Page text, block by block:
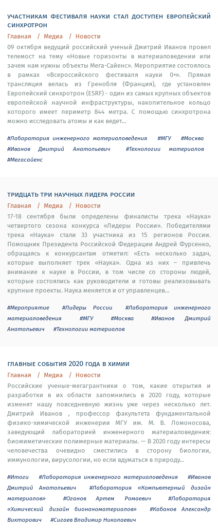
участникам фестиваля науки стал доступен европейский
синхротрон
Главная Медиа
Новости
09 октября ведущий российский ученый Дмитрий Иванов провел
телемост на тему «Новые горизонты в материаловедении или
зачем нам нужны объекты Мега-Сайенс». Мероприятие состоялось
в рамках «Всероссийского фестиваля науки 0+». Прямая
трансляция велась из Гренобля (Франция), где установлен
Европейский синхротрон (ESRF) - один из самых крупных объектов
европейской научной инфраструктуры, накопительное кольцо
которого имеет периметр 844 метра. С помощью синхротрона
можно исследовать атомы и как ведет...
#Лаборатория инженерного материаловедения #МГУ
#Москва
#Иванов Дмитрий Анатольевич
#Технологии материалов
#Мегасайенс
тридцать три научных лидера россии
Главная Медиа
Новости
17-18 сентября были определены финалисты трека «Наука»
четвертого сезона конкурса «Лидеры России». Победителями
трека «Наука» стали 33 участника из 15 регионов России.
Помощник Президента Российской Федерации Андрей Фурсенко,
обращаясь к конкурсантам отметил: «Есть несколько задач,
которые выполняет трек «Наука». Одна из них – привлечь
внимание к науке в России, в том числе со стороны людей,
которые состоялись как руководители и готовы реализовывать
крупные проекты. Наука меняется и от управленцев...
#Мероприятие #Лидеры России
#Лаборатория инженерного
материаловедения
#МГУ #Москва
#Иванов Дмитрий
Анатольевич
#Технологии материалов
главные события 2020 года в химии
Главная Медиа
Новости
Российские ученые-мегагрантники о том, какие открытия и
разработки в их области запомнились в 2020 году, которые
изменят нашу повседневную жизнь уже через несколько лет.
Дмитрий Иванов , профессор факультета фундаментальной
физико-химической инженерии МГУ им. М. В. Ломоносова,
заведующий лабораторией инженерного материаловедения:
биомиметические полимерные материалы. — В 2020 году интересы
человечества очевидно сместились в сторону биологии,
иммунологии, вирусологии, но если вдуматься в природу...
#Итоги #Лаборатория инженерного материаловедения
#Иванов
Дмитрий Анатольевич
#Лаборатория «Компьютерный дизайн
материалов»
#Оганов Артем Ромаевич
#Лаборатория
«Химический дизайн бионаноматериалов»
#Кабанов Александр
Викторович
#Сигаев Владимир Николаевич